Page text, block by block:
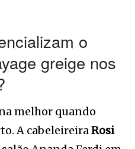
o
greige nos
melhor quando
A cabeleireiraRosi